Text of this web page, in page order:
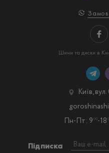
Шини та диски в
Підписка
Київ,
Пн-Пт: 9 00-18